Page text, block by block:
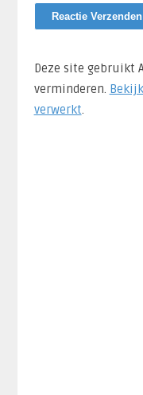
Deze site gebruikt
verminderen.
verwerkt